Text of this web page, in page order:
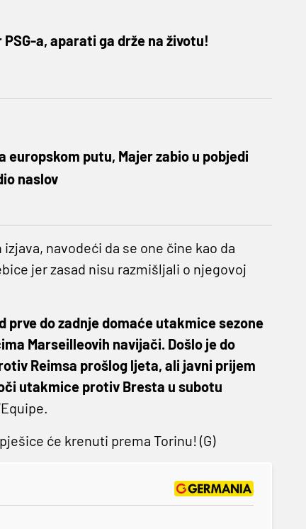
a, aparati ga drže na životu!
europskom putu, Majer zabio u pobjedi
naslov
navodeći da se one čine kao da
jer zasad nisu razmišljali o njegovoj
prve do zadnje domaće utakmice sezone
Marseilleovih navijači. Došlo je do
Reimsa prošlog ljeta, ali javni prijem
utakmice protiv Bresta u subotu
će krenuti prema Torinu! (G)